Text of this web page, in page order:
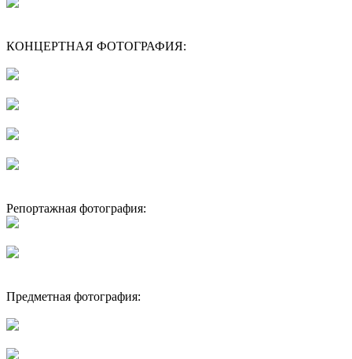
КОНЦЕРТНАЯ ФОТОГРАФИЯ:
Репортажная фотография:
Предметная фотография: